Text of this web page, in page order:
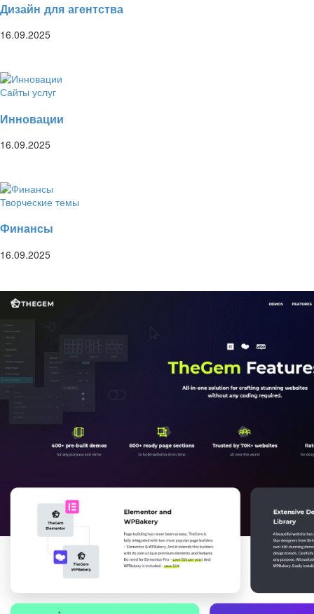
Дизайн для агентства
16.09.2025
Сайты услуг
Инновации
16.09.2025
Творческие темы
Финансы
16.09.2025